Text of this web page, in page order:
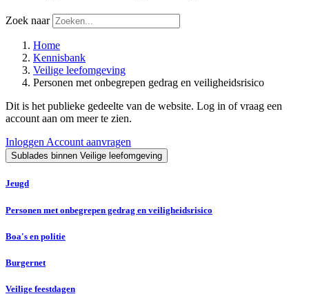
Zoek naar
Home
Kennisbank
Veilige leefomgeving
Personen met onbegrepen gedrag en veiligheidsrisico
Dit is het publieke gedeelte van de website. Log in of vraag een
account aan om meer te zien.
Inloggen Account aanvragen
Sublades binnen Veilige leefomgeving
Jeugd
Personen met onbegrepen gedrag en veiligheidsrisico
Boa's en politie
Burgernet
Veilige feestdagen